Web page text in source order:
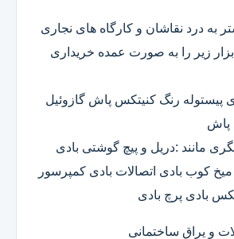
به درد نقاشان و کارگاه های نجاری
ابزار زیر را به صورت عمده خریداری
پیستوله رنگ کنیتکس پاش گازوئیل
پاش
مانند :دریل و پیچ گوشتی بادی
کوب بادی اتصالات بادی کمپرسور
بادی پرچ بادی
و یراق ساختمانی